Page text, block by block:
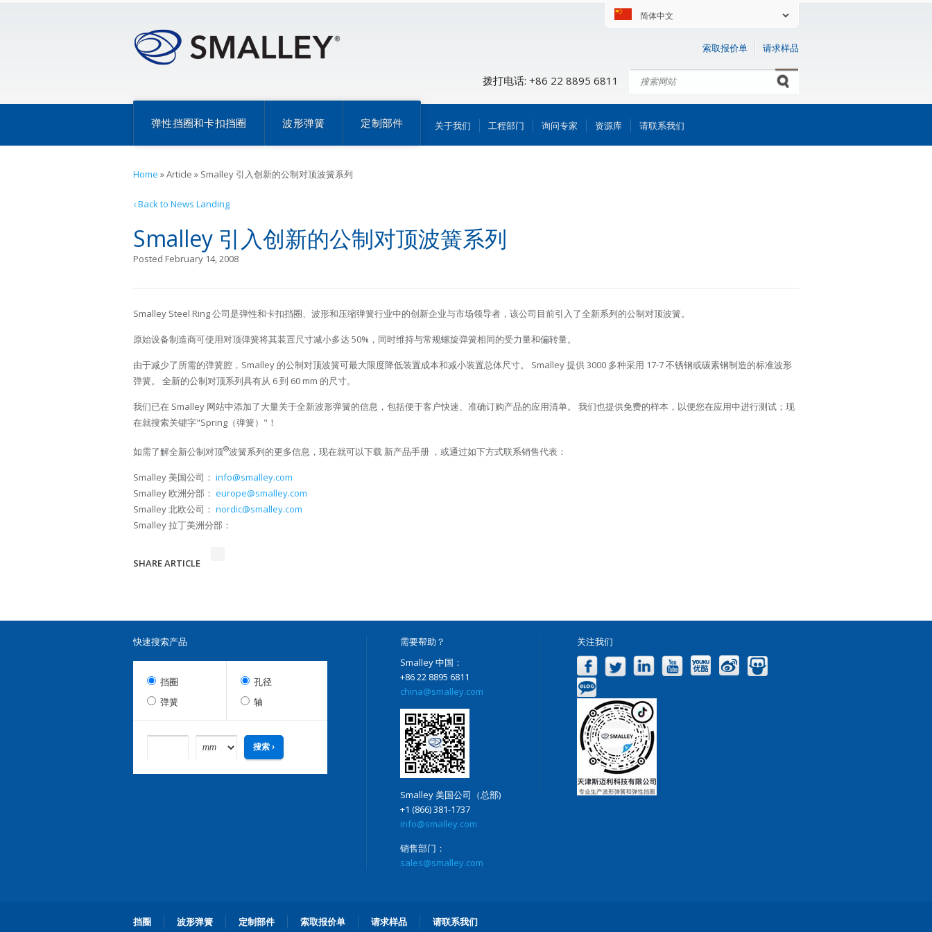
索取报价单 请求样品
拨打电话: +86 22 8895 6811 Search form
搜索
弹性挡圈和卡扣挡圈 波形弹簧 定制部件 关于我们 工程部门 询问专家 资源库 请联系我们
Home »Article » Smalley 引入创新的公制对顶波簧系列
‹ Back to News Landing
Smalley 引入创新的公制对顶波簧系列
Posted February 14, 2008
Smalley Steel Ring 公司是弹性和卡扣挡圈、波形和压缩弹簧行业中的创新企业与市场领导者，该公司目前引入了全新系列的公制对顶波簧。
原始设备制造商可使用对顶弹簧将其装置尺寸减小多达 50%，同时维持与常规螺旋弹簧相同的受力量和偏转量。
由于减少了所需的弹簧腔，Smalley 的公制对顶波簧可最大限度降低装置成本和减小装置总体尺寸。 Smalley 提供 3000 多种采用 17-7 不锈钢或碳素钢制造的标准波形
弹簧。 全新的公制对顶系列具有从 6 到 60 mm 的尺寸。
我们已在 Smalley 网站中添加了大量关于全新波形弹簧的信息，包括便于客户快速、准确订购产品的应用清单。 我们也提供免费的样本，以便您在应用中进行测试；现
在就搜索关键字"Spring（弹簧）"！
如需了解全新公制对顶®波簧系列的更多信息，现在就可以下载 新产品手册 ，或通过如下方式联系销售代表：
Smalley 美国公司： info@smalley.com
Smalley 欧洲分部： europe@smalley.com
Smalley 北欧公司： nordic@smalley.com
Smalley 拉丁美洲分部：
SHARE ARTICLE
快速搜索产品
挡圈
弹簧
孔径
轴
需要帮助？
Smalley 中国：
+86 22 8895 6811
china@smalley.com
Smalley 美国公司（总部)
+1 (866) 381-1737
info@smalley.com
销售部门：
sales@smalley.com
关注我们
FacebookTwitter LinkedIn
挡圈 波形弹簧 定制部件 索取报价单 请求样品 请联系我们